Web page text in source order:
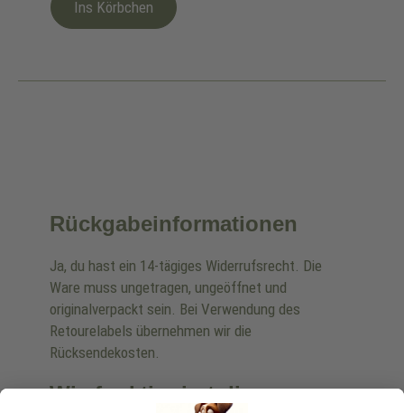
Ins Körbchen
Rückgabeinformationen
Ja, du hast ein 14-tägiges Widerrufsrecht. Die
Ware muss ungetragen, ungeöffnet und
originalverpackt sein. Bei Verwendung des
Retourelabels übernehmen wir die
Rücksendekosten.
Wie funktioniert die